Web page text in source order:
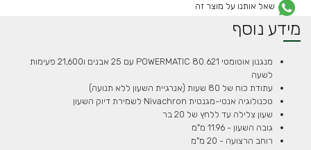
שאל אותנו על מוצר זה
מידע נוסף
מנגנון אוטומטי POWERMATIC 80.621 עם 25 אבנים ו21,600 פעימות
לשעה
עתודת כוח של 80 שעות (אנרגיית השעון ללא תנועה)
טכנולוגיה אנטי-מגנטית Nivachron לשמירת דיוק השעון
שעון צלילה עד ללחץ של 20 בר
גובה השעון - 11.96 מ"מ
רוחב הרצועה - 20 מ"מ